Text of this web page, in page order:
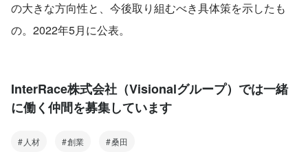
の大きな方向性と、今後取り組むべき具体策を示したも
の。2022年5月に公表。
InterRace株式会社（Visionalグループ）では一緒
に働く仲間を募集しています
人材 創業 桑田